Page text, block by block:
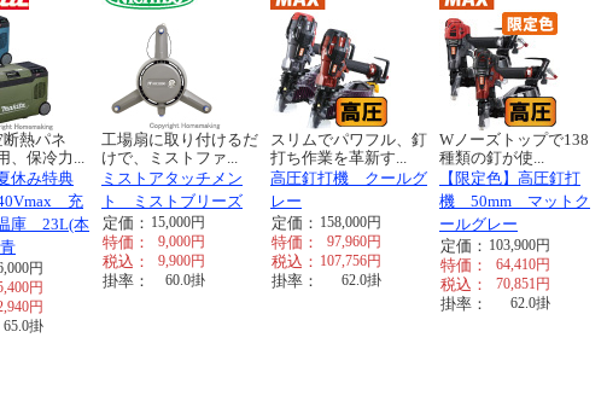
断熱パネ
、保冷力...
休み特典
充
庫 23L(本
円
円
円
65.0掛
工場扇に取り付けるだ
けで、ミストファ...
ミストアタッチメン
ト ミストブリーズ
定価： 15,000円
特価： 9,000円
税込： 9,900円
掛率： 60.0掛
スリムでパワフル、釘
打ち作業を革新す...
高圧釘打機 クールグ
レー
定価： 158,000円
特価： 97,960円
税込： 107,756円
掛率： 62.0掛
Wノーズトップで138
種類の釘が使...
【限定色】高圧釘打
機 50mm マットク
ールグレー
定価： 103,900円
特価： 64,410円
税込： 70,851 円
掛率： 62.0掛